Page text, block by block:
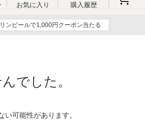
お気に入り 購入履歴
ンビールで1,000円クーポン当たる
でした。
可能性があります。